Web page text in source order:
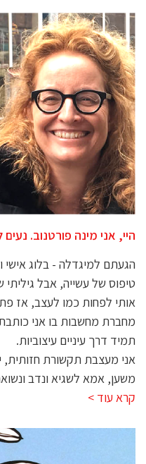
היי, אני מינה פורטנוב. נעים
הגעתם למיגדלה - בלוג אישי
טיפוס של עשייה, אבל
אותי לפחות כמו לעצב, אז
מחברת מחשבות בו אני
תמיד דרך עיניים עיצוביות.
אני מעצבת תקשורת חזותית,
משען, אמא לשגיא ונדב
קרא עוד >